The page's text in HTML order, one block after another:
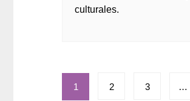
culturales.
Paginación
1 2 3 …